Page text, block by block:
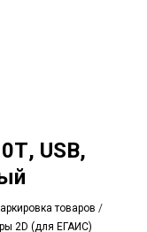
товаров /
2D (для ЕГАИС)